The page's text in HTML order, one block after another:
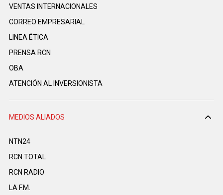
VENTAS INTERNACIONALES
CORREO EMPRESARIAL
LINEA ÉTICA
PRENSA RCN
OBA
ATENCIÓN AL INVERSIONISTA
MEDIOS ALIADOS
NTN24
RCN TOTAL
RCN RADIO
LA F.M.